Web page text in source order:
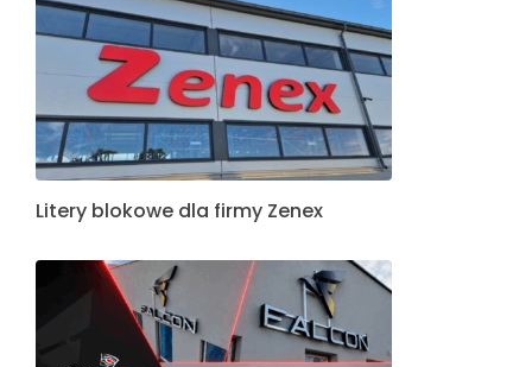
Litery blokowe dla firmy Zenex